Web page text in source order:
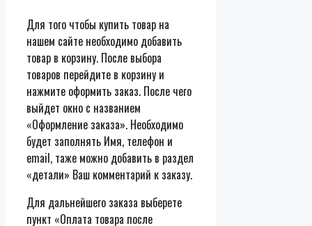
Для того чтобы купить товар на
нашем сайте необходимо добавить
товар в корзину. После выбора
товаров перейдите в корзину и
нажмите оформить заказ. После чего
выйдет окно с названием
«Оформление заказа». Необходимо
будет заполнять Имя, телефон и
email, таже можно добавить в раздел
«детали» Ваш комментарий к заказу.
Для дальнейшего заказа выберете
пункт «Оплата товара после